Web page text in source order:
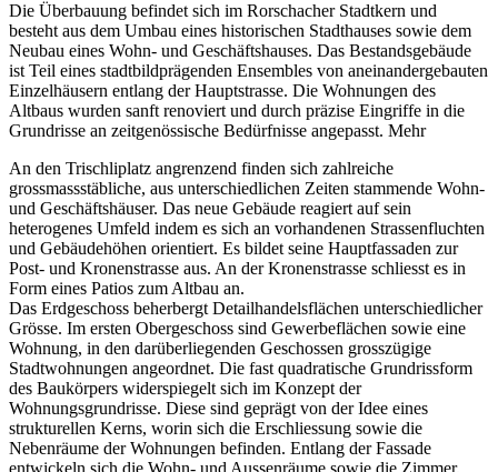
Die Überbauung befindet sich im Rorschacher Stadtkern und
besteht aus dem Umbau eines historischen Stadthauses sowie dem
Neubau eines Wohn- und Geschäftshauses. Das Bestandsgebäude
ist Teil eines stadtbildprägenden Ensembles von aneinandergebauten
Einzelhäusern entlang der Hauptstrasse. Die Wohnungen des
Altbaus wurden sanft renoviert und durch präzise Eingriffe in die
Grundrisse an zeitgenössische Bedürfnisse angepasst. Mehr
An den Trischliplatz angrenzend finden sich zahlreiche
grossmassstäbliche, aus unterschiedlichen Zeiten stammende Wohn-
und Geschäftshäuser. Das neue Gebäude reagiert auf sein
heterogenes Umfeld indem es sich an vorhandenen Strassenfluchten
und Gebäudehöhen orientiert. Es bildet seine Hauptfassaden zur
Post- und Kronenstrasse aus. An der Kronenstrasse schliesst es in
Form eines Patios zum Altbau an.
Das Erdgeschoss beherbergt Detailhandelsflächen unterschiedlicher
Grösse. Im ersten Obergeschoss sind Gewerbeflächen sowie eine
Wohnung, in den darüberliegenden Geschossen grosszügige
Stadtwohnungen angeordnet. Die fast quadratische Grundrissform
des Baukörpers widerspiegelt sich im Konzept der
Wohnungsgrundrisse. Diese sind geprägt von der Idee eines
strukturellen Kerns, worin sich die Erschliessung sowie die
Nebenräume der Wohnungen befinden. Entlang der Fassade
entwickeln sich die Wohn- und Aussenräume sowie die Zimmer.